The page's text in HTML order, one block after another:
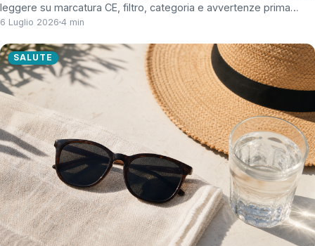
leggere su marcatura CE, filtro, categoria e avvertenze prima…
6 Luglio 2026 4 min
SALUTE